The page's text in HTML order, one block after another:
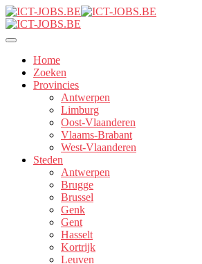
Home
Zoeken
Provincies
Antwerpen
Limburg
Oost-Vlaanderen
Vlaams-Brabant
West-Vlaanderen
Steden
Antwerpen
Brugge
Brussel
Genk
Gent
Hasselt
Kortrijk
Leuven